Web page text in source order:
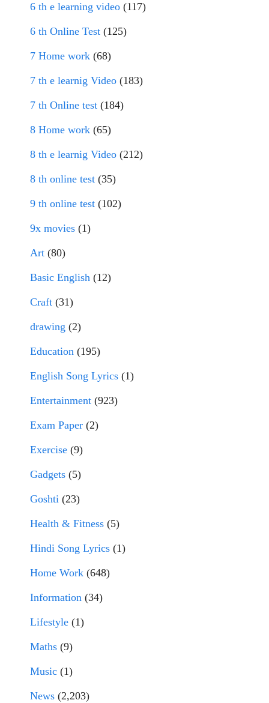
6 th e learning video (117)
6 th Online Test (125)
7 Home work (68)
7 th e learnig Video (183)
7 th Online test (184)
8 Home work (65)
8 th e learnig Video (212)
8 th online test (35)
9 th online test (102)
9x movies (1)
Art (80)
Basic English (12)
Craft (31)
drawing (2)
Education (195)
English Song Lyrics (1)
Entertainment (923)
Exam Paper (2)
Exercise (9)
Gadgets (5)
Goshti (23)
Health & Fitness (5)
Hindi Song Lyrics (1)
Home Work (648)
Information (34)
Lifestyle (1)
Maths (9)
Music (1)
News (2,203)